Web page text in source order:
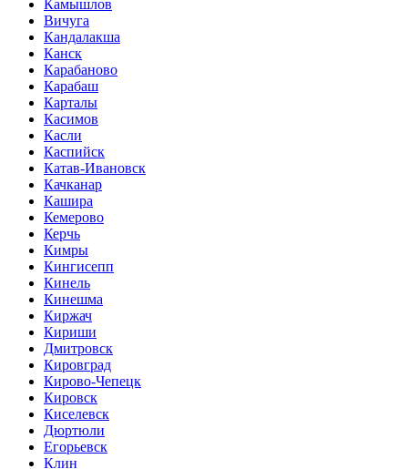
Камышлов
Вичуга
Кандалакша
Канск
Карабаново
Карабаш
Карталы
Касимов
Касли
Каспийск
Катав-Ивановск
Качканар
Кашира
Кемерово
Керчь
Кимры
Кингисепп
Кинель
Кинешма
Киржач
Кириши
Дмитровск
Кировград
Кирово-Чепецк
Кировск
Киселевск
Дюртюли
Егорьевск
Клин